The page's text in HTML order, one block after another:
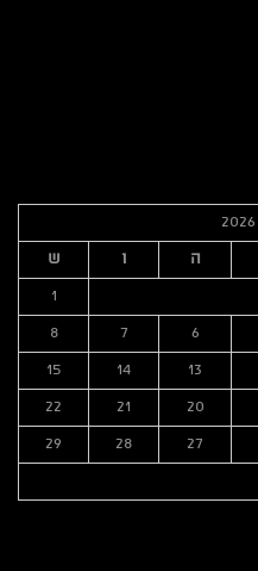
ה ו
ש
1
6
7
8
13
14
15
20
21
22
27
28
29